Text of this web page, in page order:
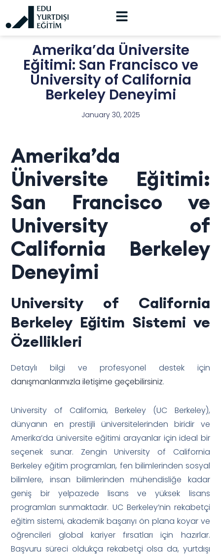
Amerika’da Üniversite
Eğitimi: San Francisco ve
University of California
Berkeley Deneyimi
January 30, 2025
Amerika’da
Üniversite Eğitimi:
San Francisco ve
University of
California Berkeley
Deneyimi
University of California
Berkeley Eğitim Sistemi ve
Özellikleri
Detaylı bilgi ve profesyonel destek için
danışmanlarımızla iletişime geçebilirsiniz.
University of California, Berkeley (UC Berkeley),
dünyanın en prestijli üniversitelerinden biridir ve
Amerika’da üniversite eğitimi arayanlar için ideal bir
seçenek sunar. Zengin University of California
Berkeley eğitim programları, fen bilimlerinden sosyal
bilimlere, insan bilimlerinden mühendisliğe kadar
geniş bir yelpazede lisans ve yüksek lisans
programları sunmaktadır. UC Berkeley’nin rekabetçi
eğitim sistemi, akademik başarıyı ön plana koyar ve
öğrencileri global kariyer fırsatları için hazırlar.
Başvuru süreci oldukça rekabetçi olsa da, yurtdışı